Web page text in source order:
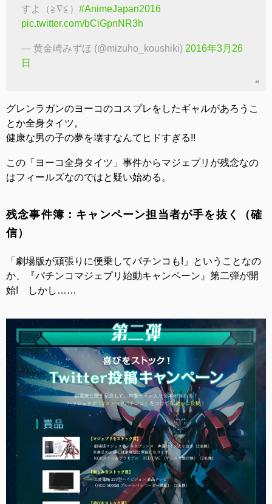
すよ（≧∇≦） #AnimeJapan2016
pic.twitter.com/bCiGpnNR3h
— 黄金崎みずほ (@mizuho_koushiki) 2016年3月26
日
グレンラガンのヨーコのコスプレをしたギャルがあろうこ
とか全身タイツ。
健康な男の子の夢を壊すなんてヒドすぎる!!
この「ヨーコ全身タイツ」事件からマジェプリが残念なの
はフィールズなのではと疑い始める。
残念事件簿：キャンペーン担当者が手を抜く（確
信）
「劇場版が頑張りに便乗してパチンコも!」ということなの
か、『パチンコマジェプリ始動キャンペーン』第二弾が開
始! しかし……